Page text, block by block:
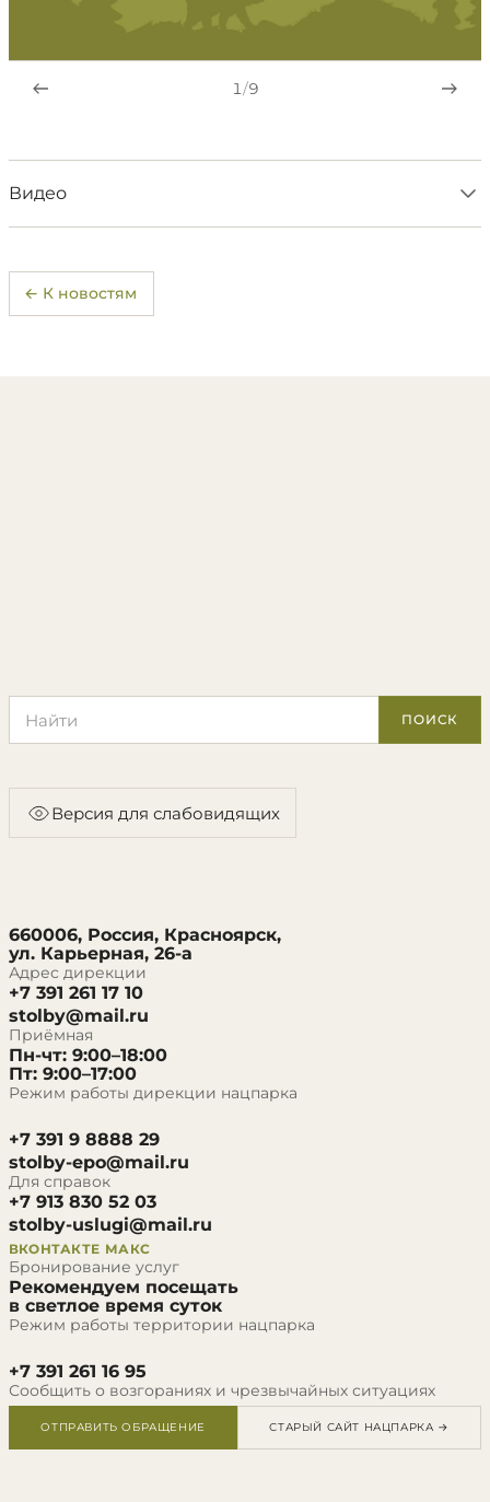
1/9
Видео
← К новостям
ПОИСК
Версия для слабовидящих
660006, Россия, Красноярск,
ул. Карьерная, 26-а
Адрес дирекции
+7 391 261 17 10
stolby@mail.ru
Приёмная
Пн-чт: 9:00–18:00
Пт: 9:00–17:00
Режим работы дирекции нацпарка
+7 391 9 8888 29
stolby-epo@mail.ru
Для справок
+7 913 830 52 03
stolby-uslugi@mail.ru
ВКОНТАКТЕ МАКС
Бронирование услуг
Рекомендуем посещать
в светлое время суток
Режим работы территории нацпарка
+7 391 261 16 95
Сообщить о возгораниях и чрезвычайных ситуациях
ОТПРАВИТЬ ОБРАЩЕНИЕ СТАРЫЙ САЙТ НАЦПАРКА →